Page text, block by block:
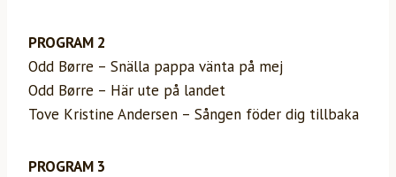
PROGRAM 2
Odd Børre – Snälla pappa vänta på mej
Odd Børre – Här ute på landet
Tove Kristine Andersen – Sången föder dig tillbaka
PROGRAM 3